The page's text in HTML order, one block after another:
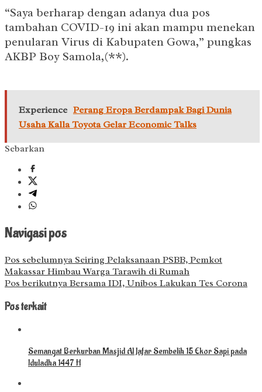
“Saya berharap dengan adanya dua pos
tambahan COVID-19 ini akan mampu menekan
penularan Virus di Kabupaten Gowa,” pungkas
AKBP Boy Samola,(**).
Experience Perang Eropa Berdampak Bagi Dunia
Usaha Kalla Toyota Gelar Economic Talks
Sebarkan
Navigasi pos
Pos sebelumnya Seiring Pelaksanaan PSBB, Pemkot
Makassar Himbau Warga Tarawih di Rumah
Pos berikutnya Bersama IDI, Unibos Lakukan Tes Corona
Pos terkait
Semangat Berkurban Masjid Al Jafar Sembelih 15 Ekor Sapi pada
Iduladha 1447 H